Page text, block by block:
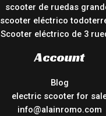
scooter de ruedas
scooter eléctrico
Scooter eléctrico de 3
Account
Blog
electric scooter for
info@alainromo.com